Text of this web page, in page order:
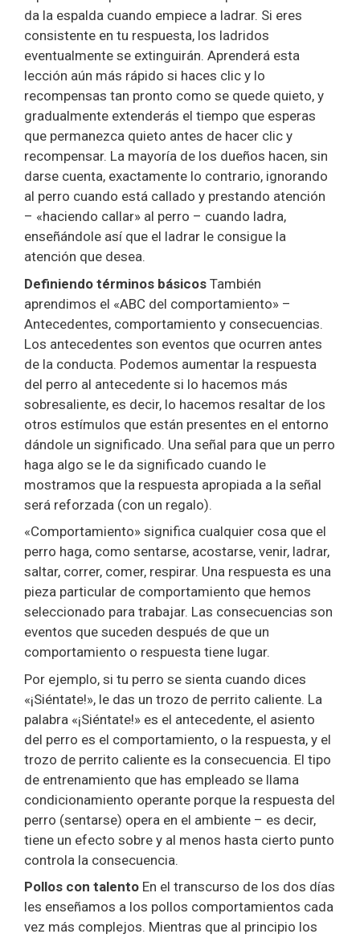
da la espalda cuando empiece a ladrar. Si eres
consistente en tu respuesta, los ladridos
eventualmente se extinguirán. Aprenderá esta
lección aún más rápido si haces clic y lo
recompensas tan pronto como se quede quieto, y
gradualmente extenderás el tiempo que esperas
que permanezca quieto antes de hacer clic y
recompensar. La mayoría de los dueños hacen, sin
darse cuenta, exactamente lo contrario, ignorando
al perro cuando está callado y prestando atención
– «haciendo callar» al perro – cuando ladra,
enseñándole así que el ladrar le consigue la
atención que desea.
Definiendo términos básicos También
aprendimos el «ABC del comportamiento» –
Antecedentes, comportamiento y consecuencias.
Los antecedentes son eventos que ocurren antes
de la conducta. Podemos aumentar la respuesta
del perro al antecedente si lo hacemos más
sobresaliente, es decir, lo hacemos resaltar de los
otros estímulos que están presentes en el entorno
dándole un significado. Una señal para que un perro
haga algo se le da significado cuando le
mostramos que la respuesta apropiada a la señal
será reforzada (con un regalo).
«Comportamiento» significa cualquier cosa que el
perro haga, como sentarse, acostarse, venir, ladrar,
saltar, correr, comer, respirar. Una respuesta es una
pieza particular de comportamiento que hemos
seleccionado para trabajar. Las consecuencias son
eventos que suceden después de que un
comportamiento o respuesta tiene lugar.
Por ejemplo, si tu perro se sienta cuando dices
«¡Siéntate!», le das un trozo de perrito caliente. La
palabra «¡Siéntate!» es el antecedente, el asiento
del perro es el comportamiento, o la respuesta, y el
trozo de perrito caliente es la consecuencia. El tipo
de entrenamiento que has empleado se llama
condicionamiento operante porque la respuesta del
perro (sentarse) opera en el ambiente – es decir,
tiene un efecto sobre y al menos hasta cierto punto
controla la consecuencia.
Pollos con talento En el transcurso de los dos días
les enseñamos a los pollos comportamientos cada
vez más complejos. Mientras que al principio los